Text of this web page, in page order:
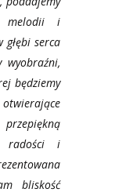
melodii i
głębi serca
będziemy
radości i
bliskość